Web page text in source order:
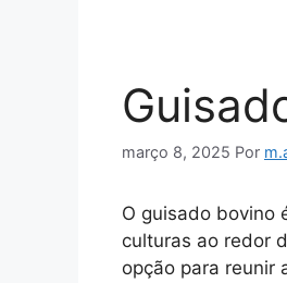
março 8, 2025 Por
O guisado bovino
culturas ao redor
opção para reunir